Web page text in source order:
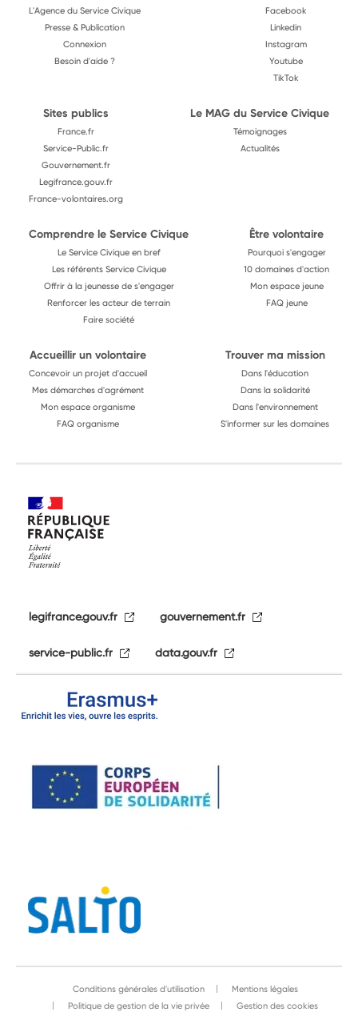
L'Agence du Service Civique
Presse & Publication
Connexion
Besoin d'aide ?
Facebook
Linkedin
Instagram
Youtube
TikTok
Sites publics
France.fr
Service-Public.fr
Gouvernement.fr
Legifrance.gouv.fr
France-volontaires.org
Le MAG du Service Civique
Témoignages
Actualités
Comprendre le Service Civique
Le Service Civique en bref
Les référents Service Civique
Offrir à la jeunesse de s'engager
Renforcer les acteur de terrain
Faire société
Être volontaire
Pourquoi s'engager
10 domaines d'action
Mon espace jeune
FAQ jeune
Accueillir un volontaire
Concevoir un projet d'accueil
Mes démarches d'agrément
Mon espace organisme
FAQ organisme
Trouver ma mission
Dans l'éducation
Dans la solidarité
Dans l'environnement
S'informer sur les domaines
legifrance.gouv.fr gouvernement.fr
service-public.fr data.gouv.fr
Conditions générales d'utilisation
Mentions légales
Politique de gestion de la vie privée
Gestion des cookies